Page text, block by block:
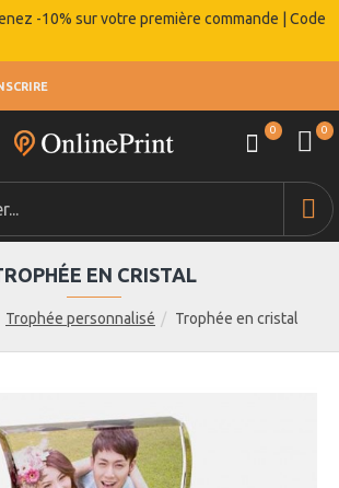
-10% sur votre première commande | Code
0 0
Trophée personnalisé Trophée en cristal
EN CRISTAL